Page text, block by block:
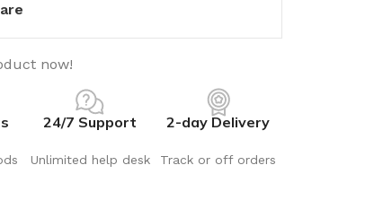
now!
24/7 Support
Unlimited help desk
2-day Delivery
Track or off orders